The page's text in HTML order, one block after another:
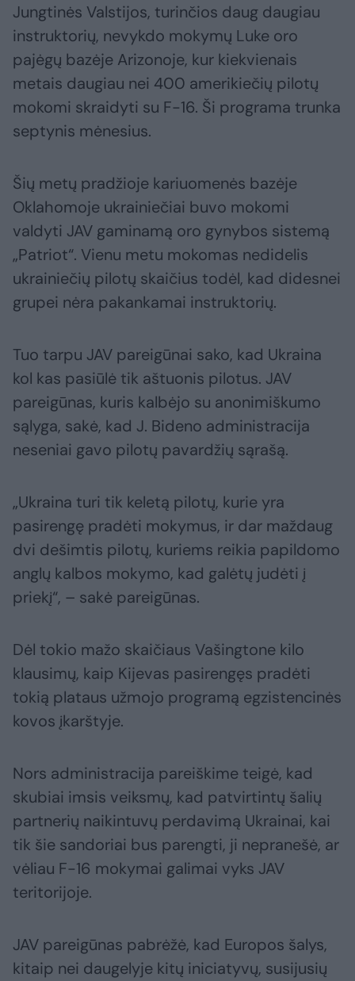
Jungtinės Valstijos, turinčios daug daugiau
instruktorių, nevykdo mokymų Luke oro
pajėgų bazėje Arizonoje, kur kiekvienais
metais daugiau nei 400 amerikiečių pilotų
mokomi skraidyti su F-16. Ši programa trunka
septynis mėnesius.
Šių metų pradžioje kariuomenės bazėje
Oklahomoje ukrainiečiai buvo mokomi
valdyti JAV gaminamą oro gynybos sistemą
„Patriot“. Vienu metu mokomas nedidelis
ukrainiečių pilotų skaičius todėl, kad didesnei
grupei nėra pakankamai instruktorių.
Tuo tarpu JAV pareigūnai sako, kad Ukraina
kol kas pasiūlė tik aštuonis pilotus. JAV
pareigūnas, kuris kalbėjo su anonimiškumo
sąlyga, sakė, kad J. Bideno administracija
neseniai gavo pilotų pavardžių sąrašą.
„Ukraina turi tik keletą pilotų, kurie yra
pasirengę pradėti mokymus, ir dar maždaug
dvi dešimtis pilotų, kuriems reikia papildomo
anglų kalbos mokymo, kad galėtų judėti į
priekį“, – sakė pareigūnas.
Dėl tokio mažo skaičiaus Vašingtone kilo
klausimų, kaip Kijevas pasirengęs pradėti
tokią plataus užmojo programą egzistencinės
kovos įkarštyje.
Nors administracija pareiškime teigė, kad
skubiai imsis veiksmų, kad patvirtintų šalių
partnerių naikintuvų perdavimą Ukrainai, kai
tik šie sandoriai bus parengti, ji nepranešė, ar
vėliau F-16 mokymai galimai vyks JAV
teritorijoje.
JAV pareigūnas pabrėžė, kad Europos šalys,
kitaip nei daugelyje kitų iniciatyvų, susijusių